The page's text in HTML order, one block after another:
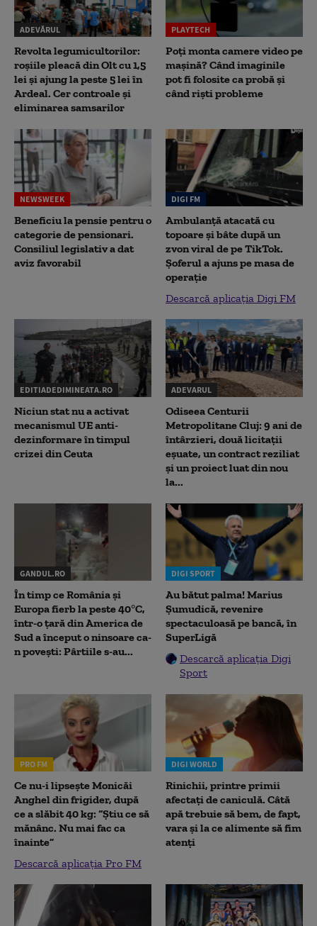
ADEVĂRUL
Revolta legumicultorilor:
roșiile pleacă din Olt cu 1,5
lei și ajung la peste 5 lei în
Ardeal. Cer controale și
eliminarea samsarilor
PLAYTECH
Poți monta camere video pe
mașină? Când imaginile
pot fi folosite ca probă și
când riști probleme
NEWSWEEK
Beneficiu la pensie pentru o
categorie de pensionari.
Consiliul legislativ a dat
aviz favorabil
DIGI FM
Ambulanță atacată cu
topoare și bâte după un
zvon viral de pe TikTok.
Șoferul a ajuns pe masa de
operație
Descarcă aplicația Digi FM
EDITIADEDIMINEATA.RO
Niciun stat nu a activat
mecanismul UE anti-
dezinformare în timpul
crizei din Ceuta
ADEVARUL
Odiseea Centurii
Metropolitane Cluj: 9 ani de
întârzieri, două licitații
eșuate, un contract reziliat
și un proiect luat din nou
la...
GANDUL.RO
În timp ce România și
Europa fierb la peste 40°C,
într-o țară din America de
Sud a început o ninsoare ca-
n povești: Pârtiile s-au...
DIGI SPORT
Au bătut palma! Marius
Șumudică, revenire
spectaculoasă pe bancă, în
SuperLigă
Descarcă aplicația Digi
Sport
PRO FM
Ce nu-i lipsește Monicăi
Anghel din frigider, după
ce a slăbit 40 kg: “Știu ce să
mănânc. Nu mai fac ca
înainte”
Descarcă aplicația Pro FM
DIGI WORLD
Rinichii, printre primii
afectați de caniculă. Câtă
apă trebuie să bem, de fapt,
vara și la ce alimente să fim
atenți